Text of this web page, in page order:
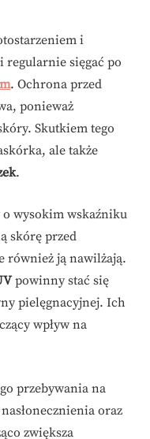
i
regularnie sięgać po
. Ochrona przed
ponieważ
Skutkiem tego
ale także
.
wysokim wskaźniku
skórę przed
również ją nawilżają.
powinny stać się
pielęgnacyjnej. Ich
wpływ na
przebywania na
oraz
zwiększa